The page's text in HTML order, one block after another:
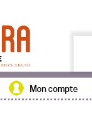
Mon compte